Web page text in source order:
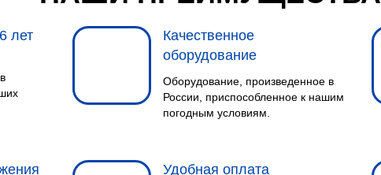
лет
Качественное
оборудование
Оборудование, произведенное в
России, приспособленное к нашим
погодным условиям.
Удобная оплата